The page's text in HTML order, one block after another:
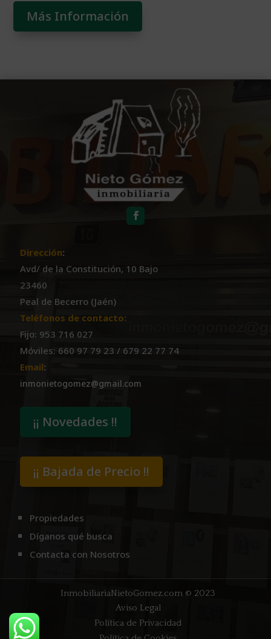
Más Información
Dirección:
Avd/ de la Constitución, 10 Bajo
23460
Peal de Becerro (Jaén)
Teléfonos de contacto:
Fijo: 953 716 027
Móviles: 660 97 79 23 / 679 22 77 74
Email:
inmonietogomez@gmail.com
¡¡ Novedades !!
¡¡ Bajada de Precio !!
Propiedades
Díganos qué busca
Contacta con Nosotros
InmobiliariaNietoGomez.com © 2023
Aviso Legal
Política de Privacidad